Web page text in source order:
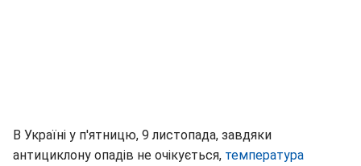
В Україні у п'ятницю, 9 листопада, завдяки
антициклону опадів не очікується, температура